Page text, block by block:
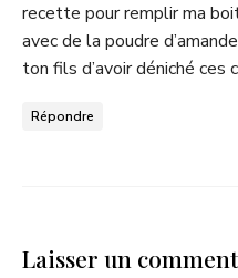
recette pour remplir ma
avec de la poudre
ton fils d’avoir déniché ces
Répondre
Laisser un